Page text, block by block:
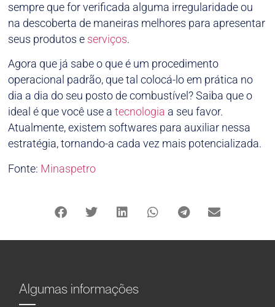
sempre que for verificada alguma irregularidade ou
na descoberta de maneiras melhores para apresentar
seus produtos e serviços.
Agora que já sabe o que é um procedimento
operacional padrão, que tal colocá-lo em prática no
dia a dia do seu posto de combustível? Saiba que o
ideal é que você use atecnologia a seu favor.
Atualmente, existem softwares para auxiliar nessa
estratégia, tornando-a cada vez mais potencializada.
Fonte: Minaspetro
Algumas informações